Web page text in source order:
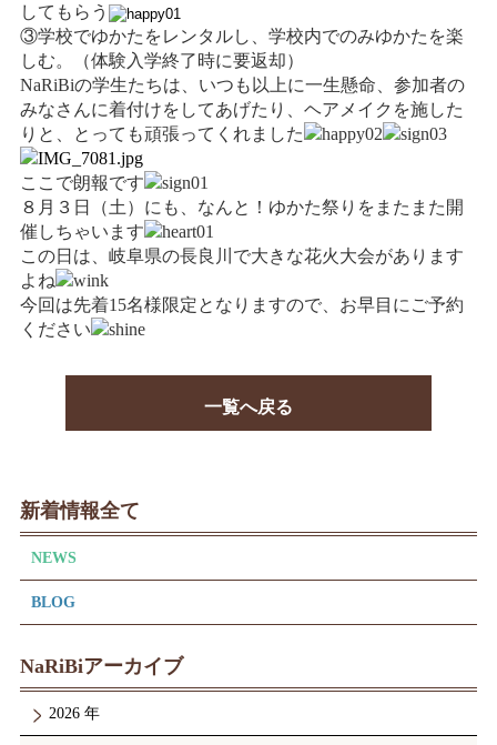
よくある質問
サイトマップ
お問合わせ 資料請求
してもらう
③学校でゆかたをレンタルし、学校内でのみゆかたを楽
しむ。（体験入学終了時に要返却）
NaRiBiの学生たちは、いつも以上に一生懸命、参加者の
みなさんに着付けをしてあげたり、ヘアメイクを施した
りと、とっても頑張ってくれました
ここで朗報です
８月３日（土）にも、なんと！ゆかた祭りをまたまた開
催しちゃいます
この日は、岐阜県の長良川で大きな花火大会があります
よね
今回は先着15名様限定となりますので、お早目にご予約
ください
一覧へ戻る
新着情報全て
NEWS
BLOG
NaRiBiアーカイブ
2026